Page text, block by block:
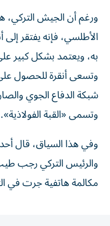
ورغم أن ‌الجيش
‌الأطلسي، فإنه يفتقر
به، ويعتمد بشكل كبير
وتسعى أنقرة للحصول
شبكة الدفاع الجوي
وتسمى «القبة الفولاذية».
وفي هذا السياق، قال
والرئيس التركي رجب
مكالمة هاتفية جرت في